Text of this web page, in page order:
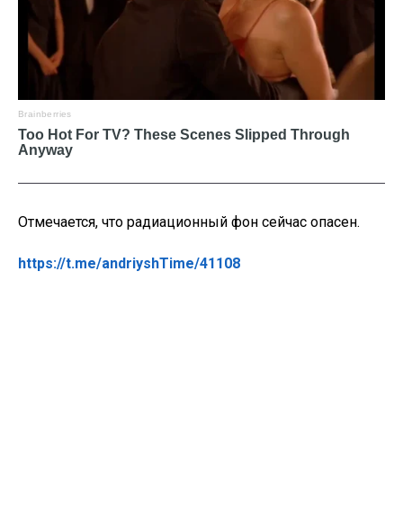
Отмечается, что радиационный фон сейчас опасен.
https://t.me/andriyshTime/41108